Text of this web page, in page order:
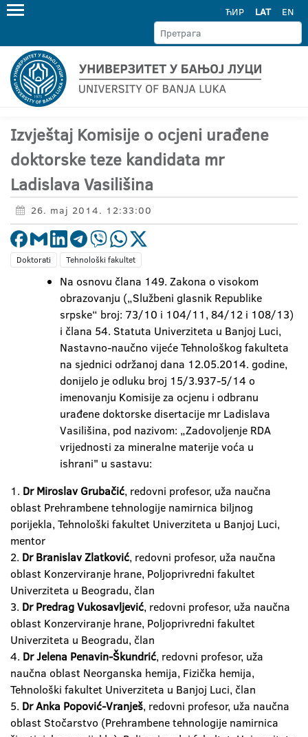
ЋИР LAT EN
Izvještaj Komisije o ocjeni urađene
doktorske teze kandidata mr
Ladislava Vasilišina
26. maj 2014. 12:33:00
Doktorati Tehnološki fakultet
Na osnovu člana 149. Zakona o visokom
obrazovanju („Službeni glasnik Republike
srpske“ broj: 73/10 i 104/11, 84/12 i 108/13)
i člana 54. Statuta Univerziteta u Banjoj Luci,
Nastavno-naučno vijeće Tehnološkog fakulteta
na sjednici održanoj dana 12.05.2014. godine,
donijelo je odluku broj 15/3.937-5/14 o
imenovanju Komisije za ocjenu i odbranu
urađene doktorske disertacije mr Ladislava
Vasilišina, pod nazivom: „Zadovoljenje RDA
vrijednosti za mineralne materije voća u
ishrani" u sastavu:
1. Dr Miroslav Grubačić, redovni profesor, uža naučna
oblast Prehrambene tehnologije namirnica biljnog
porijekla, Tehnološki fakultet Univerziteta u Banjoj Luci,
mentor
2. Dr Branislav Zlatković, redovni profesor, uža naučna
oblast Konzerviranje hrane, Poljoprivredni fakultet
Univerziteta u Beogradu, član
3. Dr Predrag Vukosavljević, redovni profesor, uža naučna
oblast Konzerviranje hrane, Poljoprivredni fakultet
Univerziteta u Beogradu, član
4. Dr Jelena Penavin-Škundrić, redovni profesor, uža
naučna oblast Neorganska hemija, Fizička hemija,
Tehnološki fakultet Univerziteta u Banjoj Luci, član
5. Dr Anka Popović-Vranješ, redovni profesor, uža naučna
oblast Stočarstvo (Prehrambene tehnologije namirnica